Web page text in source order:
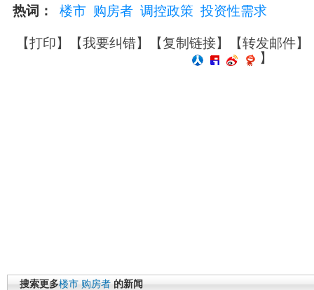
热词： 楼市 购房者 调控政策 投资性需求
【打印】【我要纠错】【复制链接】【转发邮件】
】
搜索更多楼市 购房者 的新闻